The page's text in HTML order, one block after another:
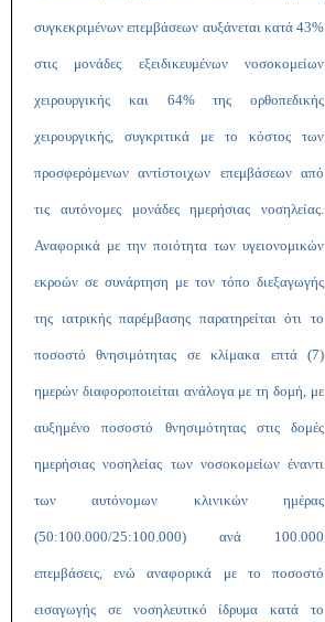
συγκεκριμένων επεμβάσεων αυξάνεται κατά 43%
στις μονάδες εξειδικευμένων νοσοκομείων
χειρουργικής και 64% της ορθοπεδικής
χειρουργικής, συγκριτικά με το κόστος των
προσφερόμενων αντίστοιχων επεμβάσεων από
τις αυτόνομες μονάδες ημερήσιας νοσηλείας.
Αναφορικά με την ποιότητα των υγειονομικών
εκροών σε συνάρτηση με τον τόπο διεξαγωγής
της ιατρικής παρέμβασης παρατηρείται ότι το
ποσοστό θνησιμότητας σε κλίμακα επτά (7)
ημερών διαφοροποιείται ανάλογα με τη δομή, με
αυξημένο ποσοστό θνησιμότητας στις δομές
ημερήσιας νοσηλείας των νοσοκομείων έναντι
των αυτόνομων κλινικών ημέρας
(50:100.000/25:100.000) ανά 100.000
επεμβάσεις, ενώ αναφορικά με το ποσοστό
εισαγωγής σε νοσηλευτικό ίδρυμα κατά το